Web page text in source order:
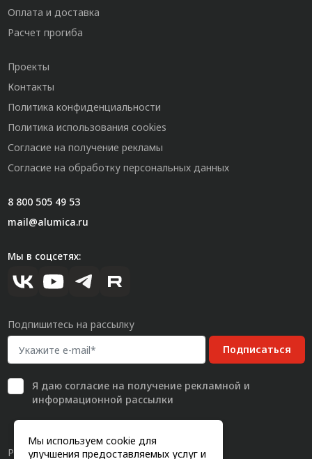
Мы используем cookie для
улучшения предоставляемых услуг и
Оплата и доставка
Расчет прогиба
Проекты
Контакты
Политика конфиденциальности
Политика использования cookies
Согласие на получение рекламы
Согласие на обработку персональных данных
8 800 505 49 53
mail@alumica.ru
Мы в соцсетях:
Подпишитесь на рассылку
Подписаться
Я даю согласиена получение рекламной и
информационной рассылки
Разработка сайта